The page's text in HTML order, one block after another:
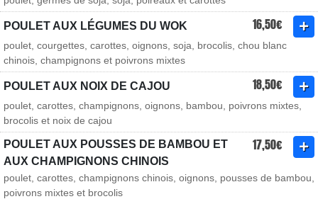
POULET AUX LÉGUMES DU WOK 16,50€
poulet, courgettes, carottes, oignons, soja, brocolis, chou blanc
chinois, champignons et poivrons mixtes
POULET AUX NOIX DE CAJOU 18,50€
poulet, carottes, champignons, oignons, bambou, poivrons mixtes,
brocolis et noix de cajou
POULET AUX POUSSES DE BAMBOU ET
AUX CHAMPIGNONS CHINOIS
17,50€
poulet, carottes, champignons chinois, oignons, pousses de bambou,
poivrons mixtes et brocolis